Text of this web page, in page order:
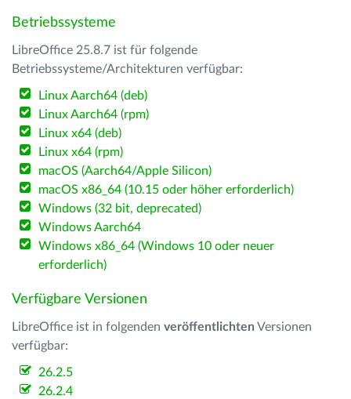
Betriebssysteme
LibreOffice 25.8.7 ist für folgende
Betriebssysteme/Architekturen verfügbar:
Linux Aarch64 (deb)
Linux Aarch64 (rpm)
Linux x64 (deb)
Linux x64 (rpm)
macOS (Aarch64/Apple Silicon)
macOS x86_64 (10.15 oder höher erforderlich)
Windows (32 bit, deprecated)
Windows Aarch64
Windows x86_64 (Windows 10 oder neuer
erforderlich)
Verfügbare Versionen
LibreOffice ist in folgenden veröffentlichten Versionen
verfügbar:
26.2.5
26.2.4